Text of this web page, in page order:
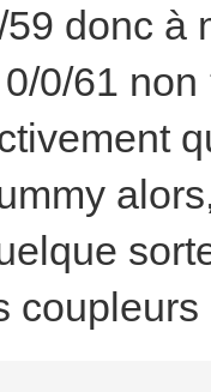
donc à
0/61
coupleurs